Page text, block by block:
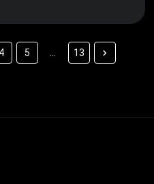
4 5 13